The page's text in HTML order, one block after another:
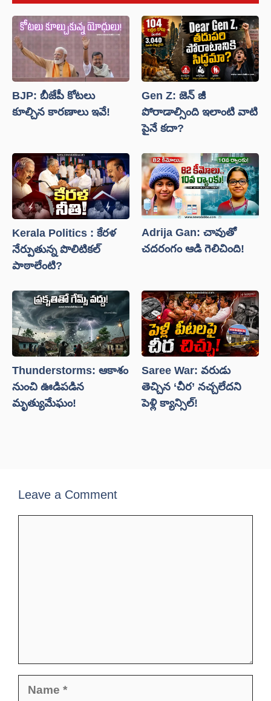
BJP: బీజేపీ కోటలు
కూల్చిన కారణాలు ఇవే!
Gen Z: జెన్ జీ
పోరాడాల్సింది ఇలాంటి వాటి
పైనే కదా?
Kerala Politics : కేరళ
నేర్పుతున్న పొలిటికల్
పాఠాలేంటి?
Adrija Gan: చావుతో
చదరంగం ఆడి గెలిచింది!
Thunderstorms: ఆకాశం
నుంచి ఊడిపడిన
మృత్యుమేఘం!
Saree War: వరుడు
తెచ్చిన ‘చీర’ నచ్చలేదని
పెళ్లి క్యాన్సిల్!
Leave a Comment
Name